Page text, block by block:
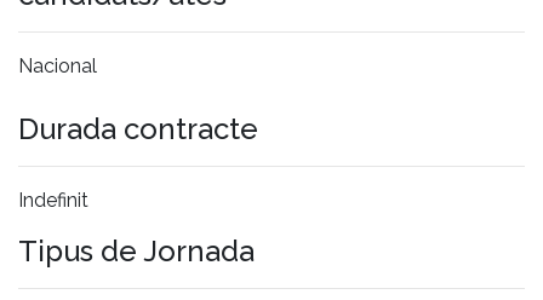
Nacional
Durada contracte
Indefinit
Tipus de Jornada